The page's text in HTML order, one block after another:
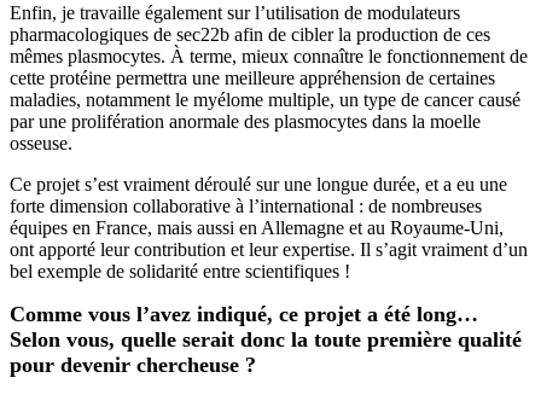
Enfin, je travaille également sur l’utilisation de modulateurs
pharmacologiques de sec22b afin de cibler la production de ces
mêmes plasmocytes. À terme, mieux connaître le fonctionnement de
cette protéine permettra une meilleure appréhension de certaines
maladies, notamment le myélome multiple, un type de cancer causé
par une prolifération anormale des plasmocytes dans la moelle
osseuse.
Ce projet s’est vraiment déroulé sur une longue durée, et a eu une
forte dimension collaborative à l’international : de nombreuses
équipes en France, mais aussi en Allemagne et au Royaume-Uni,
ont apporté leur contribution et leur expertise. Il s’agit vraiment d’un
bel exemple de solidarité entre scientifiques !
Comme vous l’avez indiqué, ce projet a été long…
Selon vous, quelle serait donc la toute première qualité
pour devenir chercheuse ?